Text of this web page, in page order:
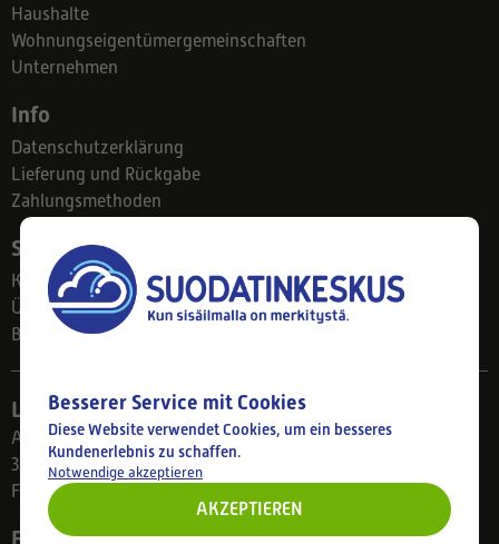
Haushalte
Wohnungseigentümergemeinschaften
Unternehmen
Info
Datenschutzerklärung
Lieferung und Rückgabe
Zahlungsmethoden
Suodatinkeskus
Kontakt
Über uns
Blog
Ladengeschäft
Ahlmanintie 61
33800 Tampere
Finnland
Folgen Sie uns
Besserer Service mit Cookies
Diese Website verwendet Cookies, um ein besseres
Kundenerlebnis zu schaffen.
Notwendige akzeptieren
AKZEPTIEREN